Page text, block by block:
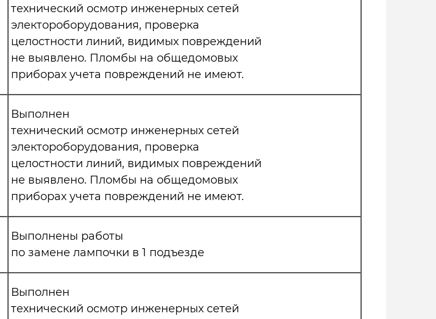
технический осмотр инженерных сетей
электороборудования, проверка
целостности линий, видимых повреждений
не выявлено. Пломбы на общедомовых
приборах учета повреждений не имеют.
Выполнен
технический осмотр инженерных сетей
электороборудования, проверка
целостности линий, видимых повреждений
не выявлено. Пломбы на общедомовых
приборах учета повреждений не имеют.
Выполнены работы
по замене лампочки в 1 подъезде
Выполнен
технический осмотр инженерных сетей